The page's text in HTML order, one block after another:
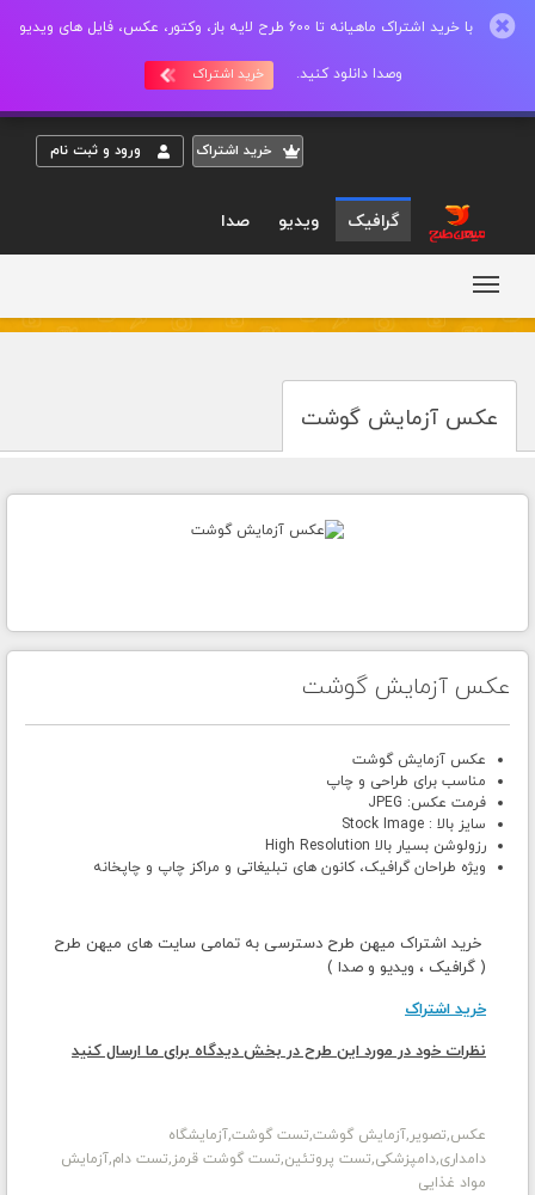
با خرید اشتراک ماهیانه تا 600 طرح لایه باز، وکتور، عکس، فایل های ویدیو
وصدا دانلود کنید. خرید اشتراک
خريد اشتراک ورود و ثبت نام
گرافیک ویدیو صدا
عکس آزمایش گوشت
عکس آزمایش گوشت
عکس آزمایش گوشت
مناسب برای طراحی و چاپ
فرمت عکس: JPEG
سایز بالا : Stock Image
رزولوشن بسیار بالا High Resolution
ویژه طراحان گرافیک، کانون های تبلیغاتی و مراکز چاپ و چاپخانه
خرید اشتراک میهن طرح دسترسی به تمامی سایت های میهن طرح
( گرافیک ، ویدیو و صدا )
خرید اشتراک
نظرات خود در مورد این طرح در بخش دیدگاه برای ما ارسال کنید
عکس,تصویر,آزمایش گوشت,تست گوشت,آزمایشگاه
دامداری,دامپزشکی,تست پروتئین,تست گوشت قرمز,تست دام,آزمایش
مواد غذایی